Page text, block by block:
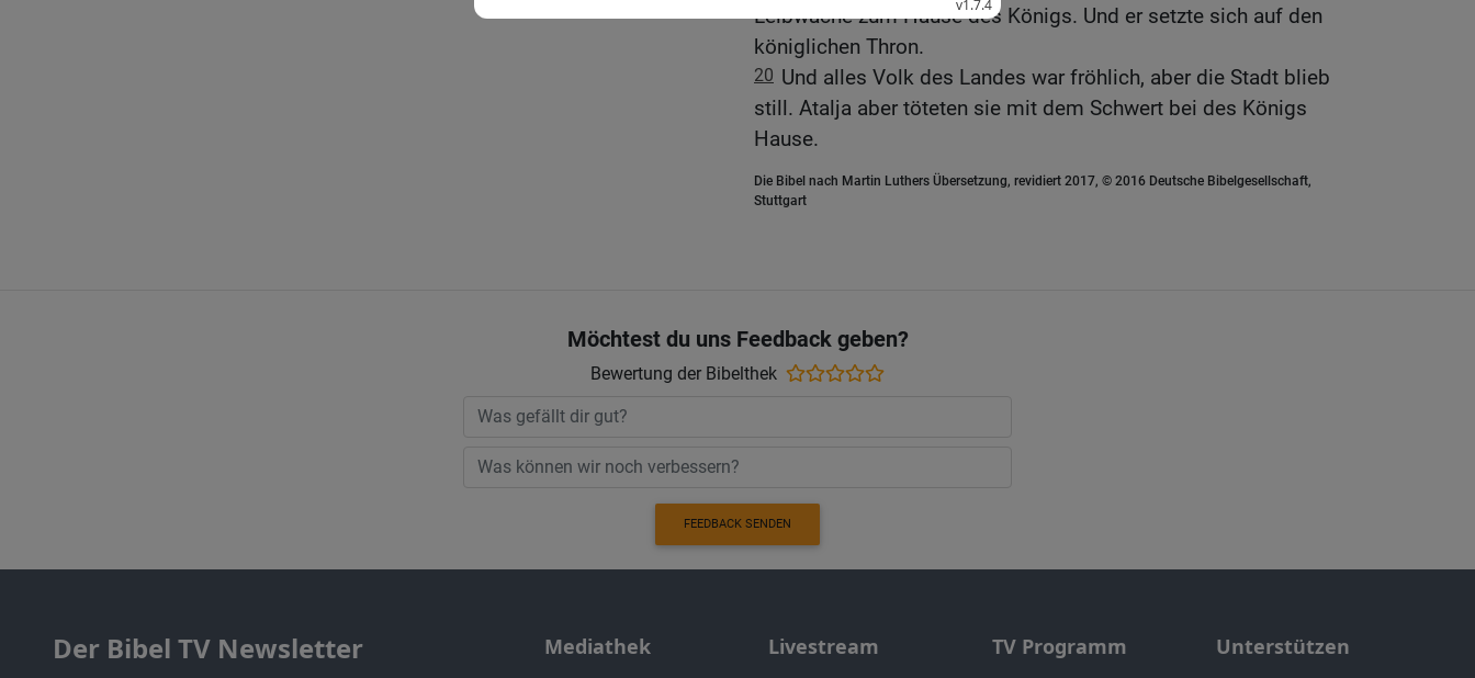
Leibwache zum Hause des Königs. Und er setzte sich auf den
königlichen Thron.
20 Und alles Volk des Landes war fröhlich, aber die Stadt blieb
still. Atalja aber töteten sie mit dem Schwert bei des Königs
Hause.
Die Bibel nach Martin Luthers Übersetzung, revidiert 2017, © 2016 Deutsche Bibelgesellschaft,
Stuttgart
Möchtest du uns Feedback geben?
Bewertung der Bibelthek
FEEDBACK SENDEN
Der Bibel TV Newsletter Mediathek Livestream TV Programm Unterstützen